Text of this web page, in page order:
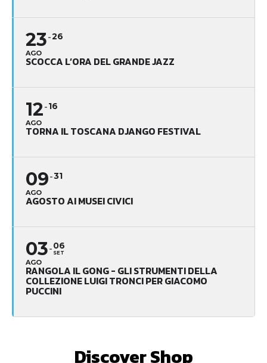
23
AGO
26
SCOCCA L’ORA DEL GRANDE JAZZ
12
AGO
16
TORNA IL TOSCANA DJANGO FESTIVAL
09
AGO
31
AGOSTO AI MUSEI CIVICI
03
AGO
06
SET
RANGOLA IL GONG - GLI STRUMENTI DELLA
COLLEZIONE LUIGI TRONCI PER GIACOMO
PUCCINI
Discover Shop